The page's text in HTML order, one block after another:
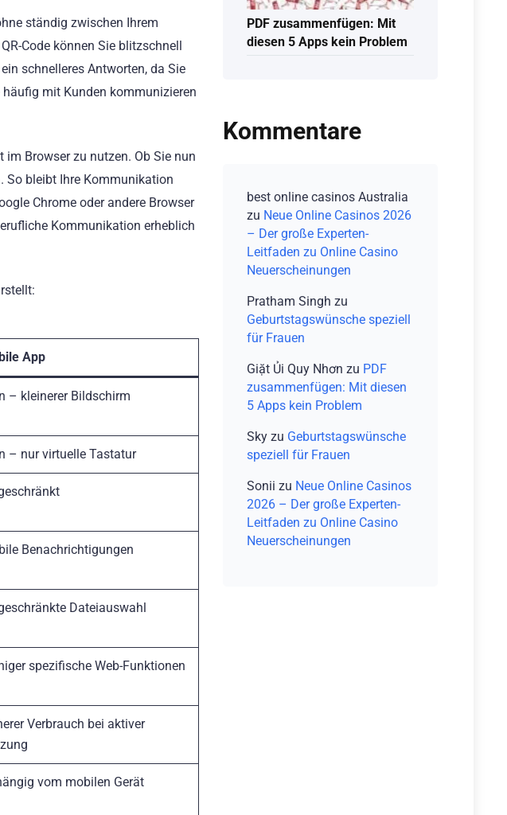
ständig zwischen Ihrem
Code können Sie blitzschnell
schnelleres Antworten, da Sie
mit Kunden kommunizieren
Browser zu nutzen. Ob Sie nun
So bleibt Ihre Kommunikation
Chrome oder andere Browser
Kommunikation erheblich
App
– kleinerer Bildschirm
– nur virtuelle Tastatur
Benachrichtigungen
Dateiauswahl
spezifische Web-Funktionen
Verbrauch bei aktiver
vom mobilen Gerät
PDF zusammenfügen: Mit
diesen 5 Apps kein Problem
Kommentare
best online casinos Australia
zu Neue Online Casinos 2026
– Der große Experten-
Leitfaden zu Online Casino
Neuerscheinungen
Pratham Singh zu
Geburtstagswünsche speziell
für Frauen
Giặt Ủi Quy Nhơn zu PDF
zusammenfügen: Mit diesen
5 Apps kein Problem
Sky zu Geburtstagswünsche
speziell für Frauen
Sonii zu Neue Online Casinos
2026 – Der große Experten-
Leitfaden zu Online Casino
Neuerscheinungen